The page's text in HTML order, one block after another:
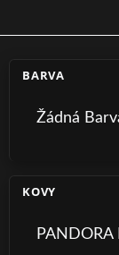
BARVA
Žádná
KOVY
PANDORA